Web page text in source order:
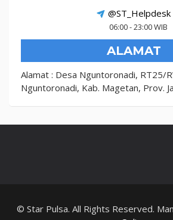
@ST_Helpdesk
06:00 - 23:00 WIB
ALAMAT
Alamat : Desa Nguntoronadi, RT25/
Nguntoronadi, Kab. Magetan, Prov.
© Star Pulsa. All Rights Reserved.